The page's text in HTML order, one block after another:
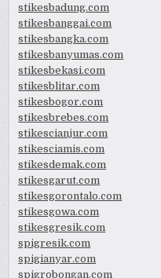
stikesbadung.com
stikesbanggai.com
stikesbangka.com
stikesbanyumas.com
stikesbekasi.com
stikesblitar.com
stikesbogor.com
stikesbrebes.com
stikescianjur.com
stikesciamis.com
stikesdemak.com
stikesgarut.com
stikesgorontalo.com
stikesgowa.com
stikesgresik.com
spigresik.com
spigianyar.com
spigrobongan.com